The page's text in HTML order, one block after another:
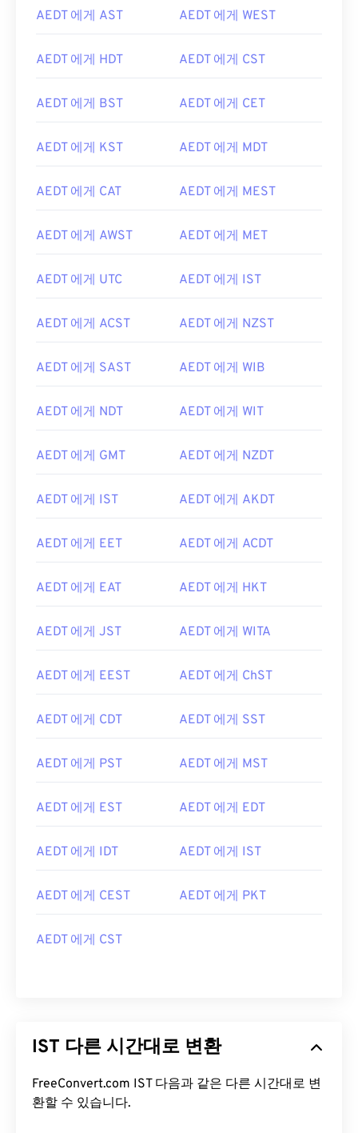
AEDT 에게 AST AEDT 에게 WEST
AEDT 에게 HDT AEDT 에게 CST
AEDT 에게 BST AEDT 에게 CET
AEDT 에게 KST AEDT 에게 MDT
AEDT 에게 CAT AEDT 에게 MEST
AEDT 에게 AWST AEDT 에게 MET
AEDT 에게 UTC AEDT 에게 IST
AEDT 에게 ACST AEDT 에게 NZST
AEDT 에게 SAST AEDT 에게 WIB
AEDT 에게 NDT AEDT 에게 WIT
AEDT 에게 GMT AEDT 에게 NZDT
AEDT 에게 IST AEDT 에게 AKDT
AEDT 에게 EET AEDT 에게 ACDT
AEDT 에게 EAT AEDT 에게 HKT
AEDT 에게 JST AEDT 에게 WITA
AEDT 에게 EEST AEDT 에게 ChST
AEDT 에게 CDT AEDT 에게 SST
AEDT 에게 PST AEDT 에게 MST
AEDT 에게 EST AEDT 에게 EDT
AEDT 에게 IDT AEDT 에게 IST
AEDT 에게 CEST AEDT 에게 PKT
AEDT 에게 CST
IST 다른 시간대로 변환
FreeConvert.com IST 다음과 같은 다른 시간대로 변
환할 수 있습니다.